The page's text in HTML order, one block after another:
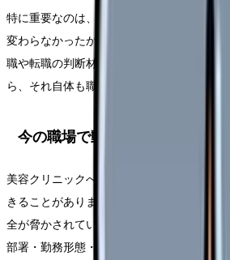
特に重要なのは、相談の有無ではなく「具
変わらなかったか」です。相談したのに状
職や転職の判断材料になります。相談でき
ら、それ自体も職場条件の問題です。
今の職場で動かせる可能性
美容クリニックへ行きたい時でも、すぐ退
きることがあります。もちろん、ハラスメ
全が脅かされている場合は、距離を取るこ
部署・勤務形態・役割が変われば続けられ